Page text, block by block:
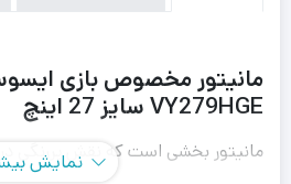
VY279HGE سایز 27 اینچ
مانیتور بخشی است که نقش پررنگی در
نمایش